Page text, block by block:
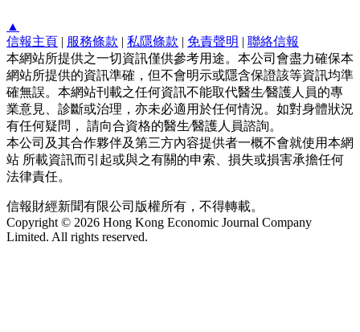
▲
信報主頁 | 服務條款 | 私隱條款 | 免責聲明 | 聯絡信報
本網站所提供之一切資訊僅供參考用途。本公司會盡力確保本
網站所提供的資訊準確，但不會明示或隱含保證該等資訊均準
確無誤。本網站刊載之任何資訊不能取代醫生∕醫護人員的專
業意見、診斷或治理，亦未必適用於任何情況。如對身體狀況
有任何疑問， 請向合資格的醫生∕醫護人員諮詢。
本公司及其合作夥伴及第三方內容提供者一概不會就使用本網
站 所載資訊而引起或與之有關的申索、損失或損害承擔任何
法律責任。
信報財經新聞有限公司版權所有，不得轉載。
Copyright © 2026 Hong Kong Economic Journal Company
Limited. All rights reserved.